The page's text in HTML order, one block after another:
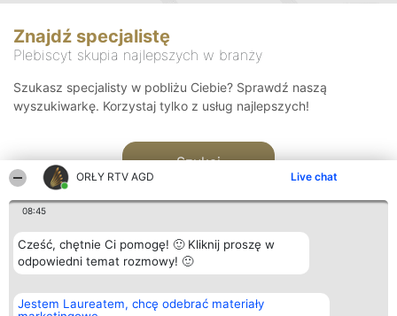
ORŁY RTV AGD Live chat
08:45
Cześć, chętnie Ci pomogę! 🙂 Kliknij proszę w
odpowiedni temat rozmowy! 🙂
Jestem Laureatem, chcę odebrać materiały
Znajdź specjalistę
Plebiscyt skupia najlepszych w branży
Szukasz specjalisty w pobliżu Ciebie? Sprawdź naszą
wyszukiwarkę. Korzystaj tylko z usług najlepszych!
Szukaj
Organizator plebiscytu
Bright Side Solutions sp. z o.
Plebiscyt
Laureaci
Kontakt
Kontakt